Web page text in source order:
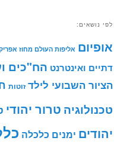
לפי נושאים:
אופיום אליפות העולם מחוז
דתיים ואינטרנט הח"כים
הציור השבועי לילד זוטות
טכנולוגיה טרור יהודי
יהודים ימנים כלכלה